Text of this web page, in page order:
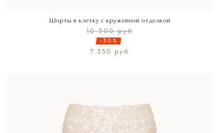
Шорты в клетку с кружевной отделкой
10 500 руб
-30%
7 350 руб